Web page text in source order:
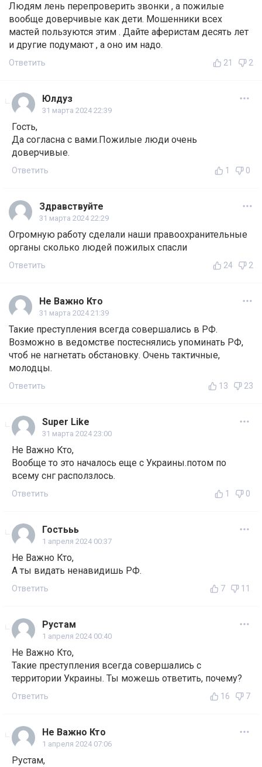
Людям лень перепроверить звонки , а пожилые
вообще доверчивые как дети. Мошенники всех
мастей пользуются этим . Дайте аферистам десять лет
и другие подумают , а оно им надо.
Ответить 21 2
Юлдуз
31 марта 2024 22:39
Гость,
Да согласна с вами.Пожилые люди очень
доверчивые.
Ответить 1 0
Здравствуйте
31 марта 2024 22:29
Огромную работу сделали наши правоохранительные
органы сколько людей пожилых спасли
Ответить 24 2
Не Важно Кто
31 марта 2024 21:39
Такие преступления всегда совершались в РФ.
Возможно в ведомстве постеснялись упоминать РФ,
чтоб не нагнетать обстановку. Очень тактичные,
молодцы.
Ответить 13 23
Super Like
31 марта 2024 23:00
Не Важно Кто,
Вообще то это началось еще с Украины.потом по
всему снг расползлось.
Ответить 1 0
Гостььь
1 апреля 2024 00:37
Не Важно Кто,
А ты видать ненавидишь РФ.
Ответить 7 11
Рустам
1 апреля 2024 00:40
Не Важно Кто,
Такие преступления всегда совершались с
территории Украины. Ты можешь ответить, почему?
Ответить 16 7
Не Важно Кто
1 апреля 2024 07:06
Рустам,